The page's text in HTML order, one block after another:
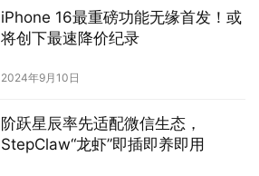
iPhone 16最重磅功能无缘首发！或
将创下最速降价纪录
2024年9月10日
阶跃星辰率先适配微信生态，
StepClaw“龙虾”即插即养即用